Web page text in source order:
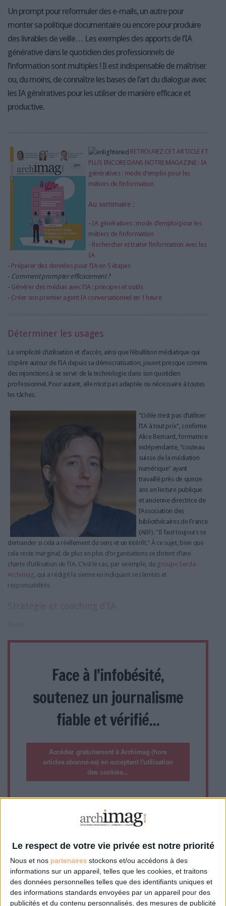
Le respect de votre vie privée est notre priorité
Nous et nos partenaires stockons et/ou accédons à des
informations sur un appareil, telles que les cookies, et traitons
des données personnelles telles que des identifiants uniques et
des informations standards envoyées par un appareil pour des
publicités et du contenu personnalisés, des mesures de publicité
Un prompt pour reformuler des e-mails, un autre pour
monter sa politique documentaire ou encore pour produire
des livrables de veille… Les exemples des apports de l’IA
générative dans le quotidien des professionnels de
l’information sont multiples ! Il est indispensable de maîtriser
ou, du moins, de connaître les bases de l’art du dialogue avec
les IA génératives pour les utiliser de manière efficace et
productive.
RETROUVEZ CET ARTICLE ET
PLUS ENCORE DANS NOTRE MAGAZINE : IA
génératives : mode d’emploi pour les
métiers de l’information
Au sommaire :
- IA génératives : mode d’emploi pour les
métiers de l’information
- Rechercher et traiter l’information avec les
IA
- Préparer des données pour l’IA en 5 étapes
- Comment prompter efficacement ?
- Générer des médias avec l’IA : principes et outils
- Créer son premier agent IA conversationnel en 1 heure
Déterminer les usages
La simplicité d’utilisation et d’accès, ainsi que l’ébullition médiatique qui
s’opère autour de l’IA depuis sa démocratisation, jouent presque comme
des injonctions à se servir de la technologie dans son quotidien
professionnel. Pour autant, elle n’est pas adaptée ou nécessaire à toutes
les tâches.
"L’idée n’est pas d’utiliser
l’IA à tout prix", confirme
Alice Bernard, formatrice
indépendante, "couteau
suisse de la médiation
numérique" ayant
travaillé près de quinze
ans en lecture publique
et ancienne directrice de
l’Association des
bibliothécaires de France
(ABF). "Il faut toujours se
demander si cela a réellement du sens et un intérêt." À ce sujet, bien que
cela reste marginal, de plus en plus d’organisations se dotent d’une
charte d’utilisation de l’IA. C’est le cas, par exemple, du groupe Serda-
Archimag , qui a rédigé la sienne en indiquant ses limites et
responsabilités.
Stratégie et coaching d’IA
Face à l'infobésité,
soutenez un journalisme
fiable et vérifié...
Accédez gratuitement à Archimag (hors
articles abonné·es) en acceptant l'utilisation
des cookies...
ou
Abonnez-vous à Archimag et profitez de tous les
Les abonnements d'Archimag vous donnent un accès
exclusif à l'ensemble du site internet. Retrouvez tous vos
magazines au format PDF, vos guides pratiques pour les
abonné·es Intégral, mais aussi 10 ans d'archives.
Archimag, c'est le magazine qui vous accompagne dans
votre transformation digitale : dématérialisation, droit de